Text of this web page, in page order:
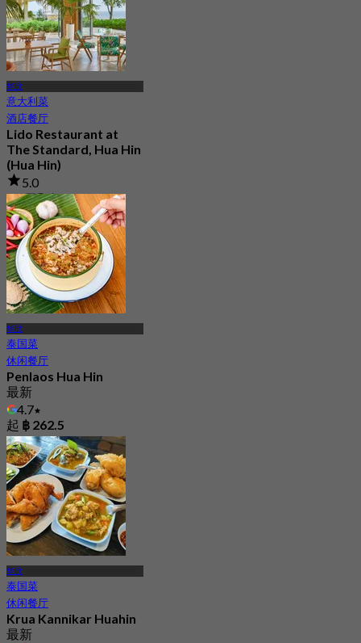
华欣
意大利菜
酒店餐厅
Lido Restaurant at
The Standard, Hua Hin
(Hua Hin)
5.0
1K 已预订
起฿ 595
华欣
泰国菜
休闲餐厅
Penlaos Hua Hin
最新
4.7
起 ฿ 262.5
华欣
泰国菜
休闲餐厅
Krua Kannikar Huahin
最新